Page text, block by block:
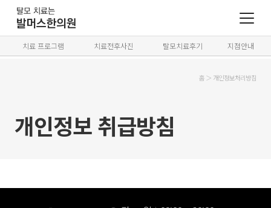
치료 프로그램 치료전후사진 탈모치료후기 지점안내
홈 ＞ 개인정보처리방침
개인정보 취급방침